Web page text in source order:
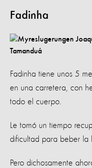
Fadinha
Fadinha tiene unos 5
en una carretera, con
todo el cuerpo.
Le tomó un tiempo
dificultad para beber la
Pero dichosamente